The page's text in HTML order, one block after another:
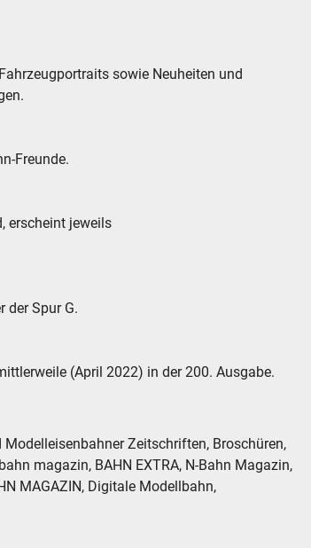
sowie Neuheiten und
Freunde.
erscheint jeweils
der Spur G.
(April 2022) in der 200. Ausgabe.
Zeitschriften, Broschüren,
magazin, BAHN EXTRA, N-Bahn Magazin,
MAGAZIN, Digitale Modellbahn,